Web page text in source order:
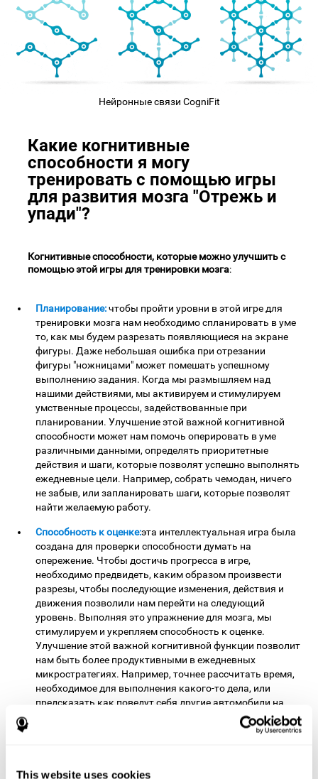
This website uses cookies
Нейронные связи CogniFit
Какие когнитивные
способности я могу
тренировать с помощью игры
для развития мозга "Отрежь и
упади"?
Когнитивные способности, которые можно улучшить с
помощью этой игры для тренировки мозга:
Планирование:чтобы пройти уровни в этой игре для
тренировки мозга нам необходимо спланировать в уме
то, как мы будем разрезать появляющиеся на экране
фигуры. Даже небольшая ошибка при отрезании
фигуры "ножницами" может помешать успешному
выполнению задания. Когда мы размышляем над
нашими действиями, мы активируем и стимулируем
умственные процессы, задействованные при
планировании. Улучшение этой важной когнитивной
способности может нам помочь оперировать в уме
различными данными, определять приоритетные
действия и шаги, которые позволят успешно выполнять
ежедневные цели. Например, собрать чемодан, ничего
не забыв, или запланировать шаги, которые позволят
найти желаемую работу.
Cпособность к оценке:эта интеллектуальная игра была
создана для проверки способности думать на
опережение. Чтобы достичь прогресса в игре,
необходимо предвидеть, каким образом произвести
разрезы, чтобы последующие изменения, действия и
движения позволили нам перейти на следующий
уровень. Выполняя это упражнение для мозга, мы
стимулируем и укрепляем способность к оценке.
Улучшение этой важной когнитивной функции позволит
нам быть более продуктивными в ежедневных
микростратегиях. Например, точнее рассчитать время,
необходимое для выполнения какого-то дела, или
предсказать как поведут себя другие автомобили на
воспринимать пространство игры и правильно